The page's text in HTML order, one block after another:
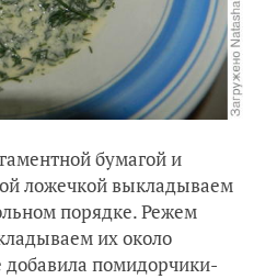
бумагой и
ложечкой выкладываем
порядке. Режем
их около
помидорчики-